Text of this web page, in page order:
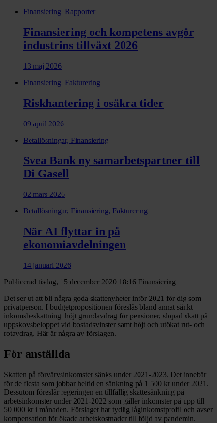
Finansiering, Rapporter
Finansiering och kompetens avgör
industrins tillväxt 2026
13 maj 2026
Finansiering, Fakturering
Riskhantering i osäkra tider
09 april 2026
Betallösningar, Finansiering
Svea Bank ny samarbets­partner till
Di Gasell
02 mars 2026
Betallösningar, Finansiering, Fakturering
När AI flyttar in på
ekonomiavdelningen
14 januari 2026
Publicerad tisdag, 15 december 2020 18:16 Finansiering
Det ser ut att bli några goda skattenyheter inför 2021 för dig som
privatperson. I budgetpropositionen föreslås bland annat sänkt
inkomsbeskattning, höjt grundavdrag för pensioner, slopad skatt på
uppskovsbeloppet vid bostadsvinster samt höjt och utökat rut- och
rotavdrag. Här är några av förslagen.
För anställda
Skatten på förvärvsinkomster sänks under 2021-2023. Det innebär
för de flesta som jobbar heltid en sänkning på 1 500 kr under 2021.
Dessutom föreslår regeringen en tillfällig skattesänkning på
arbetsinkomster under 2021-2022 som gäller inkomster på upp till
50 000 kr i månaden. Förslaget har tydlig låginkomstprofil och avser
kompensation för ökade arbetskostnader till följd av pandemin.